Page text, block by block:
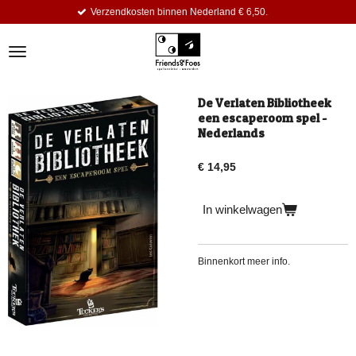
de
Verzendkosten binnen Nederland € 6,50.
De Verlaten Bibliotheek
een escaperoom spel -
Nederlands
€ 14,95
In winkelwagen
Binnenkort meer info.